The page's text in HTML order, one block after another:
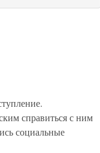
справиться с ним
социальные